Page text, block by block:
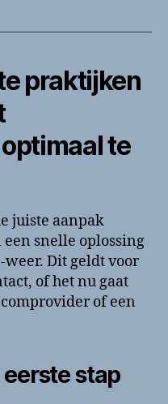
praktijken
te
juiste aanpak
snelle oplossing
Dit geldt voor
of het nu gaat
of een
eerste stap